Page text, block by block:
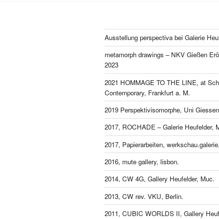
Ausstellung perspectiva bei Galerie
metamorph drawings – NKV Gießen
2023
2021 HOMMAGE TO THE LINE, at
Contemporary, Frankfurt a. M.
2019 Perspektivisomorphe, Uni Giessen
2017, ROCHADE – Galerie Heufelder,
2017, Papierarbeiten,
2016, mute gallery, lisbon.
2014, CW 4G, Gallery Heufelder, Muc.
2013, CW rev. VKU, Berlin.
2011, CUBIC WORLDS II, Gallery